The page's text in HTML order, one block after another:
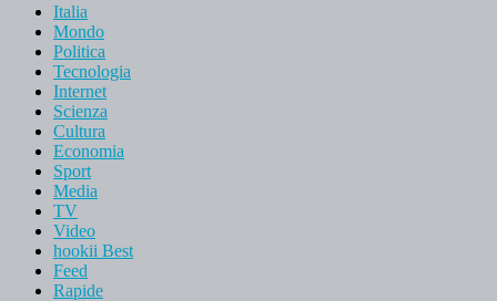
Italia
Mondo
Politica
Tecnologia
Internet
Scienza
Cultura
Economia
Sport
Media
TV
Video
hookii Best
Feed
Rapide